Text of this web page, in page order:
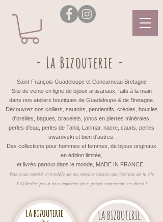
- La Bizouterie -
Saint-François Guadeloupe et Concarneau Bretagne
Site de vente en ligne de bijoux artisanaux, faits à la main
dans nos ateliers boutiques de Guadeloupe & de Bretagne.
Découvrez nos colliers, sautoirs, pendentifs, créoles, boucles
d'oreilles, bagues, bracelets, joncs en pierres minérales,
perles d'eau, perles de Tahiti, Larimar, nacre, cauris, perles
swarovski et bien d'autres.
Des collections pour hommes et femmes, de bijoux originaux
en édition limitée,
et livrés partout dans le monde, MADE IN FRANCE.
Vous avez repéré un modèle sur les réseaux sociaux qui n'est pas sur le site
? N'hésitez pas à nous contacter pour passer commande en direct !